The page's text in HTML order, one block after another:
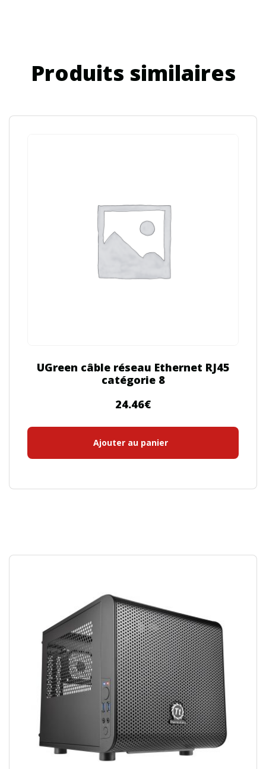
Produits similaires
UGreen câble réseau Ethernet RJ45
catégorie 8
24.46€
Ajouter au panier